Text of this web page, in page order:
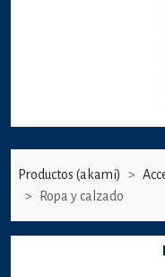
Productos (akami)
Ropa y calzado